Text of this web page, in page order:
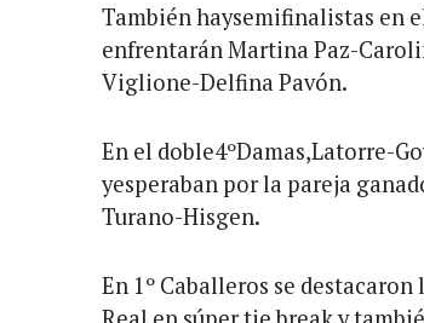
También haysemifinalistas en
enfrentarán Martina Paz-
Viglione-Delfina Pavón.
En el doble4ºDamas,Latorre-
yesperaban por la pareja
Turano-Hisgen.
En 1º Caballeros se